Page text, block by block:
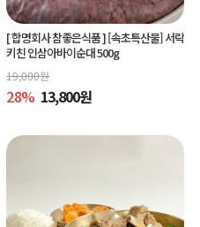
[ 합명회사 참좋은식품 ][속초특산물] 서락
키친 인삼아바이순대 500g
19,000원
28% 13,800원